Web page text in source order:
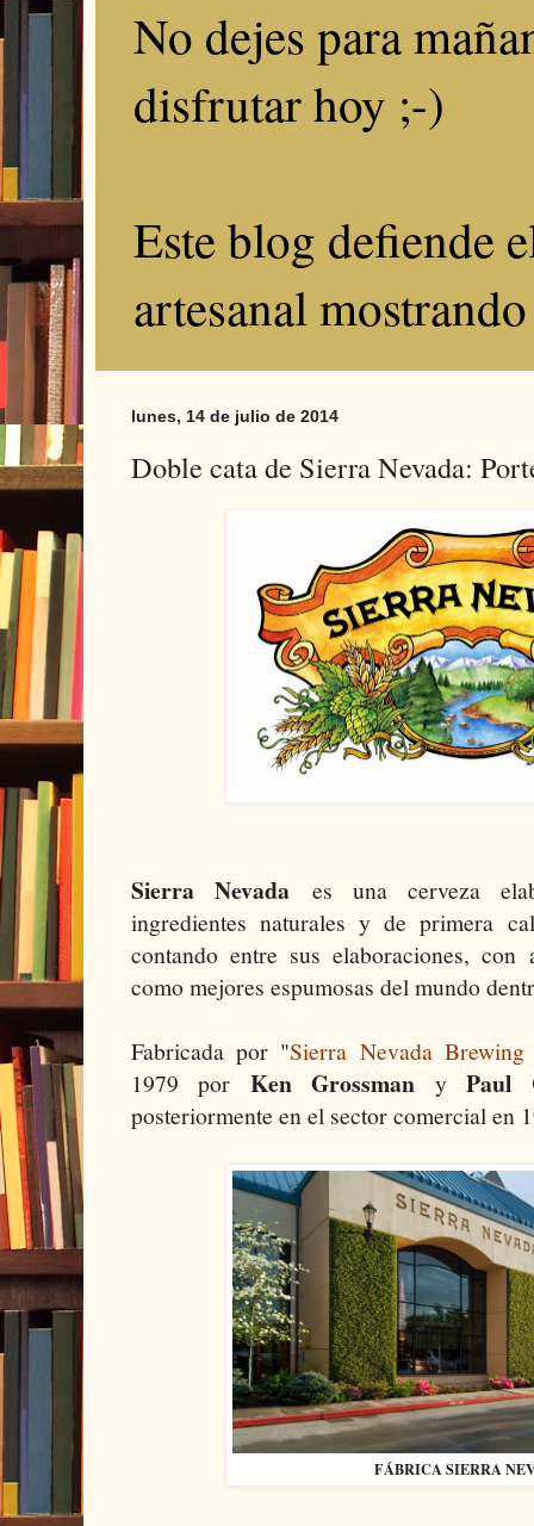
No dejes para
disfrutar hoy ;-)
Este blog defiende
artesanal
lunes, 14 de julio de 2014
Doble cata de Sierra Nevada:
Sierra Nevada es una cerveza
ingredientes naturales y de primera
contando entre sus elaboraciones, con
como mejores espumosas del mundo
Fabricada por "Sierra Nevada Brewing
1979 por Ken Grossman yPaul
posteriormente en el sector comercial en
FÁBRICA SIERRA